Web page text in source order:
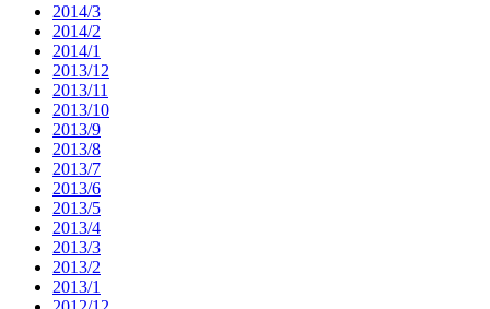
2014/3
2014/2
2014/1
2013/12
2013/11
2013/10
2013/9
2013/8
2013/7
2013/6
2013/5
2013/4
2013/3
2013/2
2013/1